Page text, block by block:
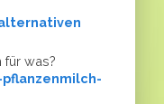
für was?